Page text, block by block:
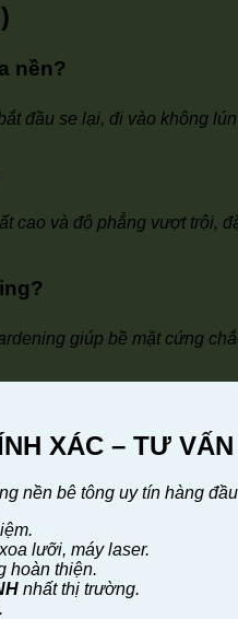
nền?
đầu se lại, đi vào không
cao và độ phẳng vượt trội,
giúp bề mặt cứng
XÁC – TƯ
nền bê tông uy tín hàng
lưỡi, máy laser.
hoàn thiện.
nhất thị trường.